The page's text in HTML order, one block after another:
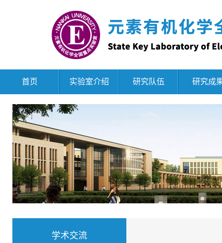
首页 实验室介绍 研究队伍 研究成
学术交流